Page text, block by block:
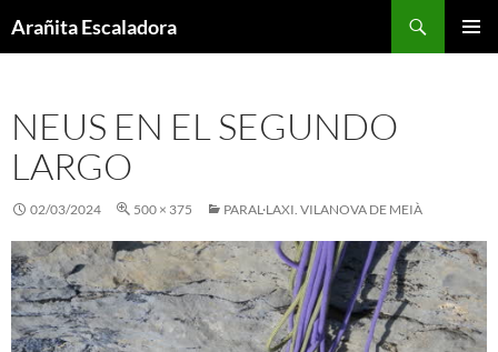
toArañita Escaladora
NEUS EN EL SEGUNDO
LARGO
02/03/2024 500 × 375 PARAL·LAXI. VILANOVA DE MEIÀ